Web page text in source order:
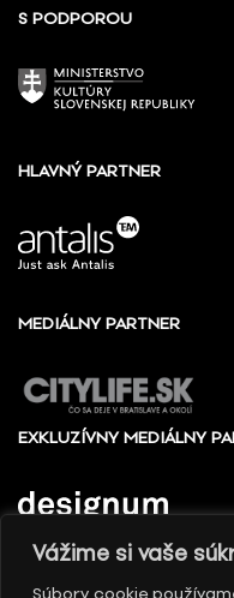
Vážime si vaše
Súbory cookie
S PODPOROU
HLAVNÝ PARTNER
MEDIÁLNY PARTNER
EXKLUZÍVNY MEDIÁLNY